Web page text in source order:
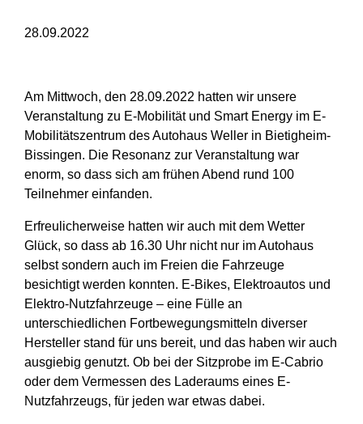
28.09.2022
Am Mittwoch, den 28.09.2022 hatten wir unsere
Veranstaltung zu E-Mobilität und Smart Energy im E-
Mobilitätszentrum des Autohaus Weller in Bietigheim-
Bissingen. Die Resonanz zur Veranstaltung war
enorm, so dass sich am frühen Abend rund 100
Teilnehmer einfanden.
Erfreulicherweise hatten wir auch mit dem Wetter
Glück, so dass ab 16.30 Uhr nicht nur im Autohaus
selbst sondern auch im Freien die Fahrzeuge
besichtigt werden konnten. E-Bikes, Elektroautos und
Elektro-Nutzfahrzeuge – eine Fülle an
unterschiedlichen Fortbewegungsmitteln diverser
Hersteller stand für uns bereit, und das haben wir auch
ausgiebig genutzt. Ob bei der Sitzprobe im E-Cabrio
oder dem Vermessen des Laderaums eines E-
Nutzfahrzeugs, für jeden war etwas dabei.